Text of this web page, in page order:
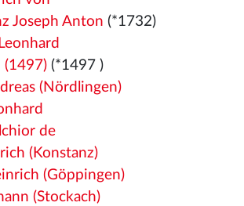
Joseph Anton (*1732)
(1497)(*1497 )
(Nördlingen)
de
(Konstanz)
(Göppingen)
(Stockach)